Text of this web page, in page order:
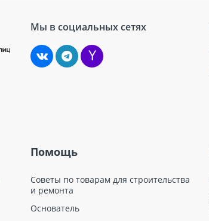
Мы в социальных сетях
Помощь
Советы по товарам для строительства
и ремонта
Основатель